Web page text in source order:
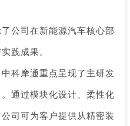
公司在新能源汽车核心部
践成果。
科摩通重点呈现了主研发
通过模块化设计、柔性化
司可为客户提供从精密装